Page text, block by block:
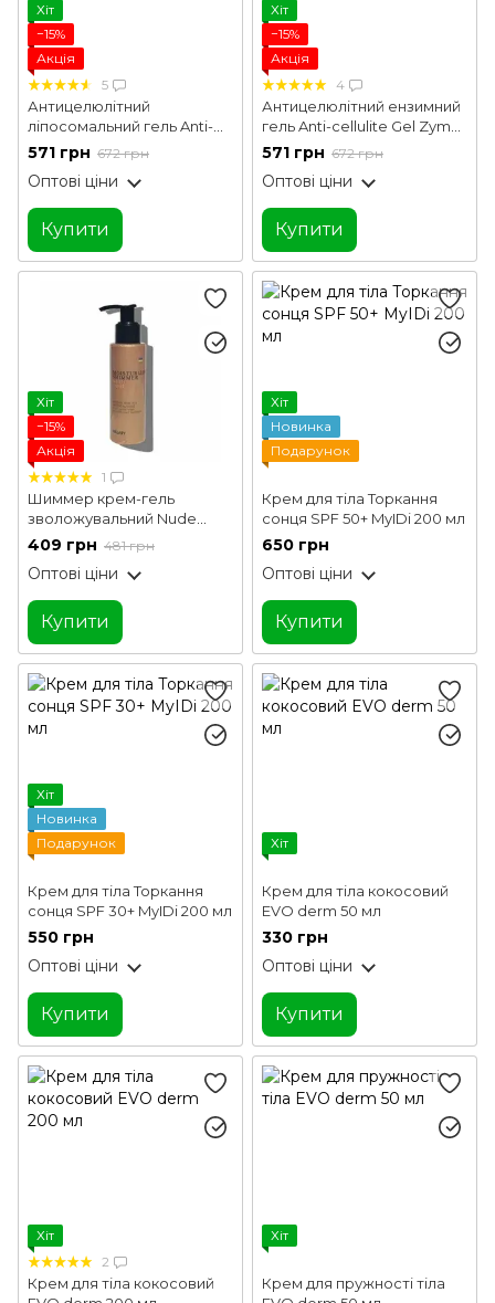
Хіт
−15%
Акція
5
Антицелюлітний
ліпосомальний гель Anti-
cellulite Gel LPD's Slimming
Hillary 200 мл
571 грн 672 грн
Оптові ціни
Купити
Хіт
−15%
Акція
4
Антицелюлітний ензимний
гель Anti-cellulite Gel Zymo
Cell Hillary 200 мл
571 грн 672 грн
Оптові ціни
Купити
Хіт
−15%
Акція
1
Шиммер крем-гель
зволожувальний Nudе
Rose Moisturizing Shimmer
Hillary 100 мл
409 грн 481 грн
Оптові ціни
Купити
Хіт
Новинка
Подарунок
Крем для тіла Торкання
сонця SPF 50+ MyIDi 200 мл
650 грн
Оптові ціни
Купити
Хіт
Новинка
Подарунок
Крем для тіла Торкання
сонця SPF 30+ MyIDi 200 мл
550 грн
Оптові ціни
Купити
Хіт
Крем для тіла кокосовий
EVO derm 50 мл
330 грн
Оптові ціни
Купити
Хіт
2
Крем для тіла кокосовий
Хіт
Крем для пружності тіла